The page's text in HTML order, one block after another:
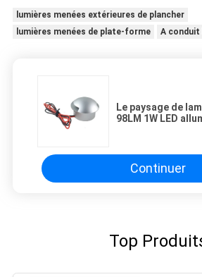
lumières menées extérieures de plancher
lumières menées de plate-forme
A
Le paysage de
98LM 1W LED
Continuer
Top